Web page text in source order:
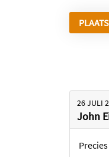
26 JULI
John